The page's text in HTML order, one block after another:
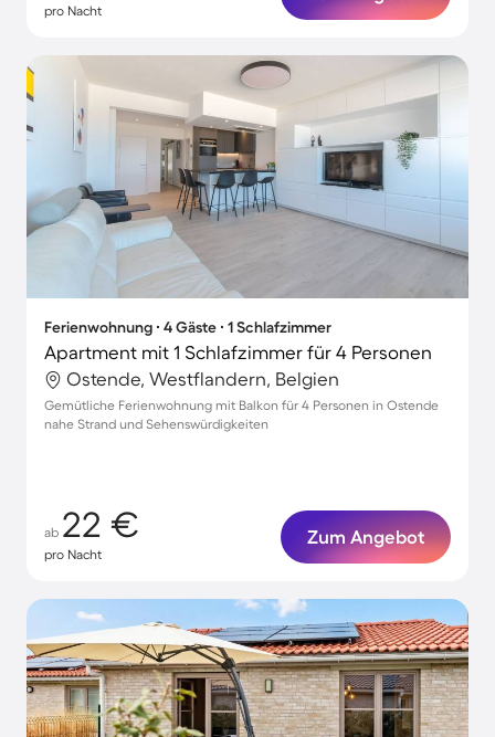
pro Nacht
Ferienwohnung ∙ 4 Gäste ∙ 1 Schlafzimmer
Apartment mit 1 Schlafzimmer für 4 Personen
Ostende, Westflandern, Belgien
Gemütliche Ferienwohnung mit Balkon für 4 Personen in Ostende
nahe Strand und Sehenswürdigkeiten
ab 22 €
pro Nacht
Zum Angebot